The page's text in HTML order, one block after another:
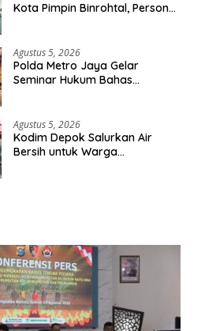
Kota Pimpin Binrohtal, Personel
Agustus 5, 2026
Polda Metro Jaya Gelar
Seminar Hukum Bahas
Agustus 5, 2026
Kodim Depok Salurkan Air
Bersih untuk Warga